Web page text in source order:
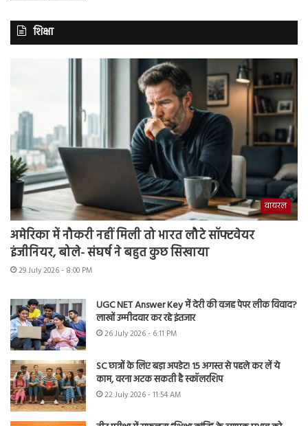
शिक्षा
वायरल
अमेरिका में नौकरी नहीं मिली तो भारत लौटे सॉफ्टवेयर
इंजीनियर, बोले- संघर्ष ने बहुत कुछ सिखाया
29 July 2026 - 8:00 PM
UGC NET Answer Key में देरी की वजह पेपर लीक विवाद?
लाखों उम्मीदवार कर रहे इंतजार
26 July 2026 - 6:11 PM
SC छात्रों के लिए बड़ा अपडेट! 15 अगस्त से पहले कर लें ये
काम, वरना अटक सकती है स्कॉलरशिप
22 July 2026 - 11:54 AM